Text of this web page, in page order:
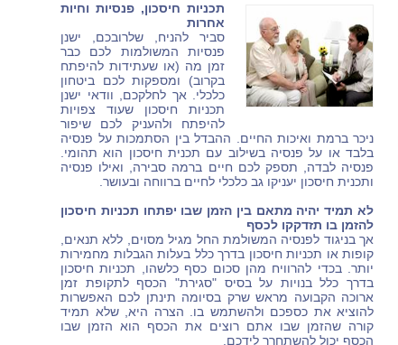
תכניות חיסכון, פנסיות וחיות
אחרות
סביר להניח, שלרובכם, ישנן
פנסיות המשולמות לכם כבר
זמן מה (או שעתידות להיפתח
בקרוב) ומספקות לכם ביטחון
כלכלי. אך לחלקכם, וודאי ישנן
תכניות חיסכון שעוד צפויות
להיפתח ולהעניק לכם שיפור
ניכר ברמת ואיכות החיים. ההבדל בין הסתמכות על פנסיה
בלבד או על פנסיה בשילוב עם תכנית חיסכון הוא תהומי.
פנסיה לבדה, תספק לכם חיים ברמה סבירה, ואילו פנסיה
ותכנית חיסכון יעניקו גב כלכלי לחיים ברווחה ובעושר.
לא תמיד יהיה מתאם בין הזמן שבו יפתחו תכניות חיסכון
להזמן בו תזדקקו לכסף
אך בניגוד לפנסיה המשולמת החל מגיל מסוים, ללא תנאים,
קופות או תכניות חיסכון בדרך כלל בעלות הגבלות מחמירות
יותר. בכדי להרוויח מהן סכום כסף כלשהו, תכניות חיסכון
בדרך כלל בנויות על בסיס "סגירת" הכסף לתקופת זמן
ארוכה הקבועה מראש שרק בסיומה תינתן לכם האפשרות
להוציא את כספכם ולהשתמש בו. הצרה היא, שלא תמיד
קורה שהזמן שבו אתם רוצים את הכסף הוא הזמן שבו
הכסף יכול להשתחרר לידכם.